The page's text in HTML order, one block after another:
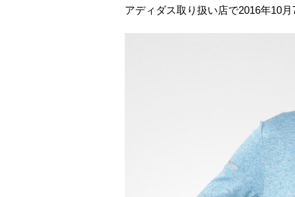
アディダス取り扱い店で2016年10月